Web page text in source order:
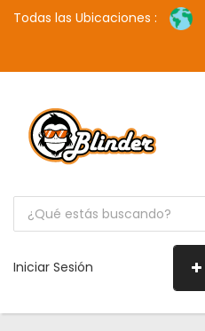
Todas las Ubicaciones :
Iniciar Sesión